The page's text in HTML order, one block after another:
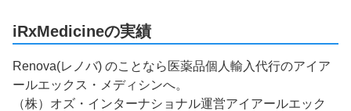
iRxMedicineの実績
Renova(レノバ) のことなら医薬品個人輸入代行のアイア
ールエックス・メディシンへ。
（株）オズ・インターナショナル運営アイアールエック